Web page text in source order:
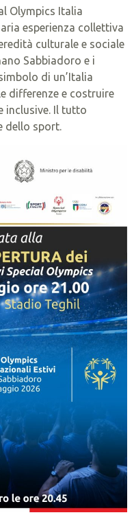
Olympics Italia
esperienza collettiva
culturale e sociale
Sabbiadoro e i
di un’Italia
differenze e costruire
inclusive. Il tutto
dello sport.